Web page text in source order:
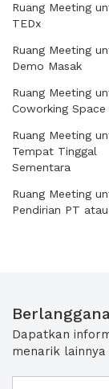
Ruang Meeting
TEDx
Ruang Meeting
Demo Masak
Ruang Meeting
Coworking Space
Ruang Meeting
Tempat Tinggal
Sementara
Ruang Meeting
Pendirian PT
Dapatkan
menarik lainnya